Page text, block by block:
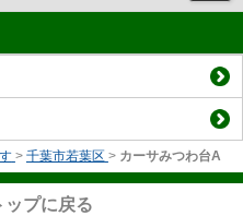
> 千葉市若葉区 > カーサみつわ台A
ップに戻る